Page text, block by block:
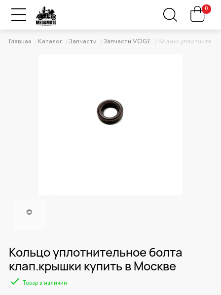
0
Главная Каталог Запчасти Запчасти VOGE Кольцо
Кольцо уплотнительное болта
клап.крышки купить в Москве
Товар в наличии